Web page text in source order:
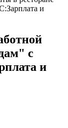
и
с
и